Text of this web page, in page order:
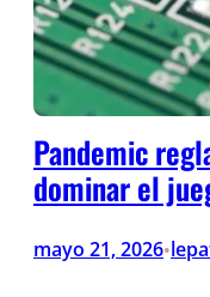
Pandemic
dominar el
mayo 21, 2026•